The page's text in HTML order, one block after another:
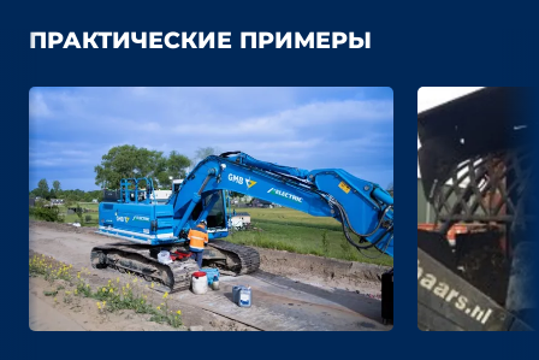
ПРАКТИЧЕСКИЕ ПРИМЕРЫ